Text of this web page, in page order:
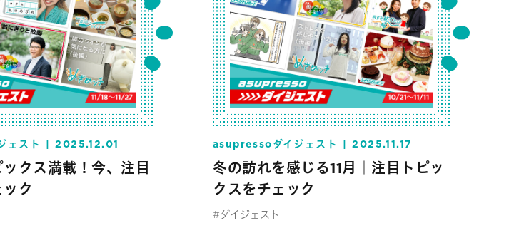
ェスト 2025.12.01
クス満載！今、注目
ク
asupressoダイジェスト 2025.11.17
冬の訪れを感じる11月｜注目トピッ
クスをチェック
#ダイジェスト